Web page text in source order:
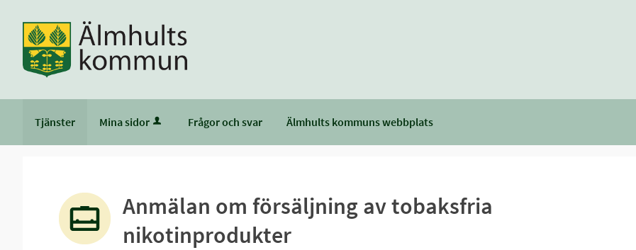
Tjänster Mina sidor Frågor och svar Älmhults kommuns webbplats
Anmälan om försäljning av tobaksfria
nikotinprodukter